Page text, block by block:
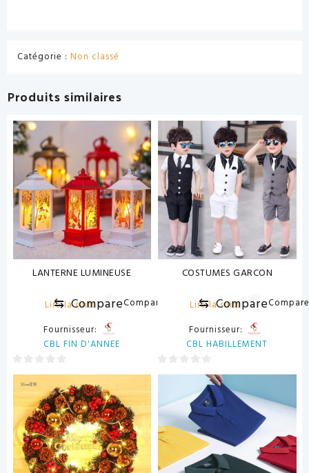
Catégorie : Non classé
Produits similaires
LANTERNE LUMINEUSE
Lire la suite
⇆ CompareCompare
Fournisseur:
CBL FIN D'ANNEE
0
sur
COSTUMES GARCON
Lire la suite
⇆ Compare
Fournisseur:
CBL HABILLEMENT
0